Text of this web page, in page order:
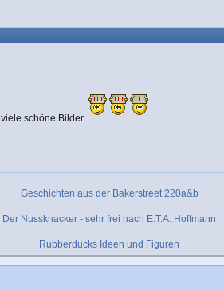
schöne Bilder
Geschichten aus der Bakerstreet 220a&b
Der Nussknacker - sehr frei nach E.T.A. Hoffmann
Rubberducks Ideen und Figuren